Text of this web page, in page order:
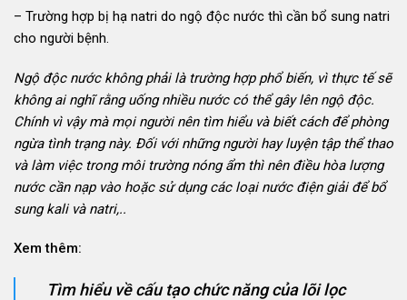
– Trường hợp bị hạ natri do ngộ độc nước thì cần bổ sung natri
cho người bệnh.
Ngộ độc nước không phải là trường hợp phổ biến, vì thực tế sẽ
không ai nghĩ rằng uống nhiều nước có thể gây lên ngộ độc.
Chính vì vậy mà mọi người nên tìm hiểu và biết cách để phòng
ngừa tình trạng này. Đối với những người hay luyện tập thể thao
và làm việc trong môi trường nóng ẩm thì nên điều hòa lượng
nước cần nạp vào hoặc sử dụng các loại nước điện giải để bổ
sung kali và natri,..
Xem thêm:
Tìm hiểu về cấu tạo chức năng của lõi lọc